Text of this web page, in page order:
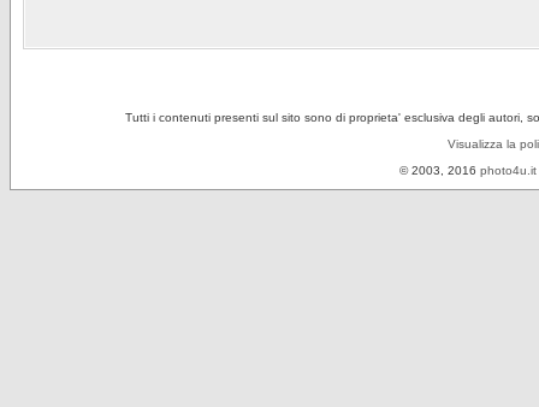
Tutti i contenuti presenti sul sito sono di proprieta' esclusiva degli autori,
Visualizza la
© 2003, 2016 photo4u.it